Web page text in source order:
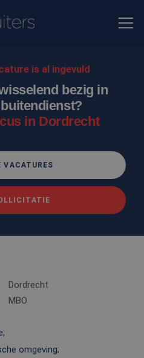
is al ingevuld
bezig in
in Dordrecht
VACATURES
Dordrecht
MBO
omgeving;